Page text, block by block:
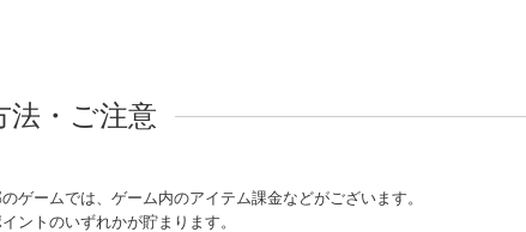
法・ご注意
ゲームでは、ゲーム内のアイテム課金などがございます。
ントのいずれかが貯まります。